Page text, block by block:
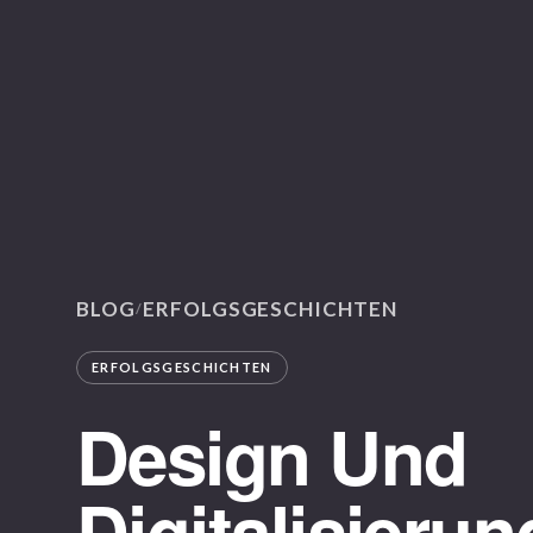
BLOG/ERFOLGSGESCHICHTEN
ERFOLGSGESCHICHTEN
Design Und